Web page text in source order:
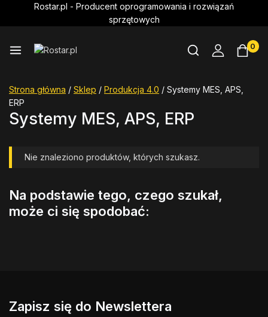
Rostar.pl - Producent oprogramowania i rozwiązań
sprzętowych
0
Strona główna / Sklep / Produkcja 4.0 / Systemy MES, APS,
ERP
Systemy MES, APS, ERP
Nie znaleziono produktów, których szukasz.
Na podstawie tego, czego szukał,
może ci się spodobać:
Zapisz się do Newslettera